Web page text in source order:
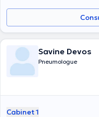
Savine Devos
Pneumologue
Cabinet 1